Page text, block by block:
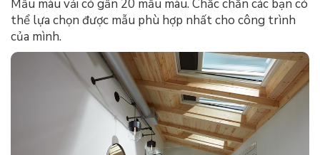
Mẫu màu vải có gần 20 mẫu màu. Chắc chắn các bạn có
thể lựa chọn được mẫu phù hợp nhất cho công trình
của mình.